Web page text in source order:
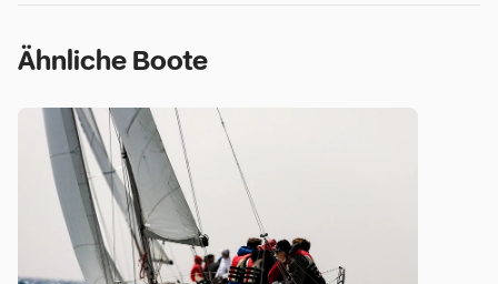
Ähnliche Boote